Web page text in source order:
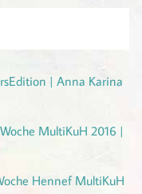
| Anna Karina
MultiKuH 2016 |
Hennef MultiKuH